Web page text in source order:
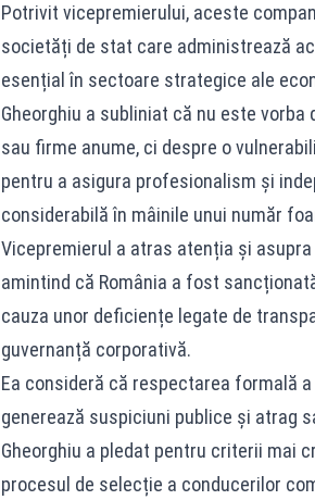
Potrivit vicepremierului, aceste
societăți de stat care administrează
esențial în sectoare strategice ale
Gheorghiu a subliniat că nu este
sau firme anume, ci despre o
pentru a asigura profesionalism și
considerabilă în mâinile unui număr
Vicepremierul a atras atenția și
amintind că România a fost
cauza unor deficiențe legate de
guvernanță corporativă.
Ea consideră că respectarea formală
generează suspiciuni publice și atrag
Gheorghiu a pledat pentru criterii mai
procesul de selecție a conducerilor